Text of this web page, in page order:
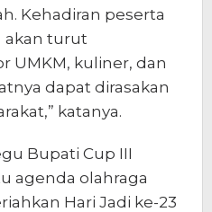
Kehadiran peserta
akan turut
UMKM, kuliner, dan
dapat dirasakan
katanya.
Bupati Cup III
agenda olahraga
Hari Jadi ke-23